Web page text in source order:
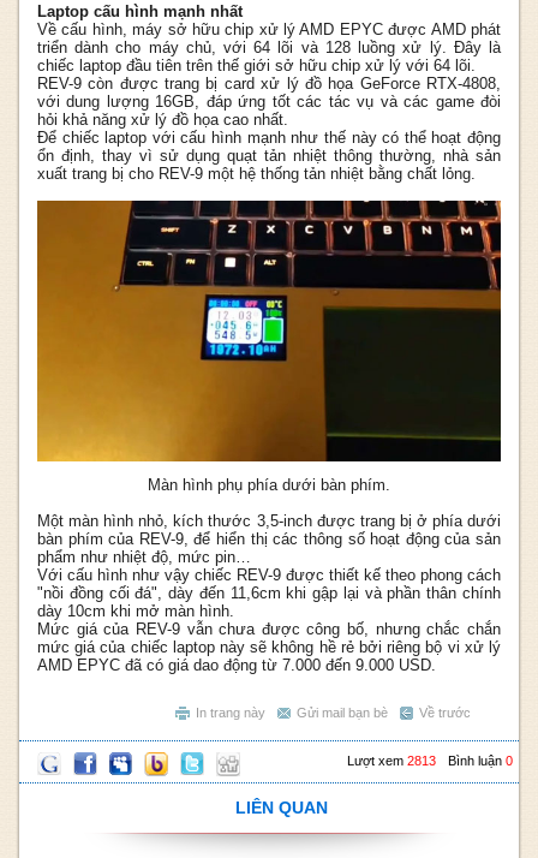
Laptop cấu hình mạnh nhất
Về cấu hình, máy sở hữu chip xử lý AMD EPYC được AMD phát
triển dành cho máy chủ, với 64 lõi và 128 luồng xử lý. Đây là
chiếc laptop đầu tiên trên thế giới sở hữu chip xử lý với 64 lõi.
REV-9 còn được trang bị card xử lý đồ họa GeForce RTX-4808,
với dung lượng 16GB, đáp ứng tốt các tác vụ và các game đòi
hỏi khả năng xử lý đồ họa cao nhất.
Để chiếc laptop với cấu hình mạnh như thế này có thể hoạt động
ổn định, thay vì sử dụng quạt tản nhiệt thông thường, nhà sản
xuất trang bị cho REV-9 một hệ thống tản nhiệt bằng chất lỏng.
Màn hình phụ phía dưới bàn phím.
Một màn hình nhỏ, kích thước 3,5-inch được trang bị ở phía dưới
bàn phím của REV-9, để hiển thị các thông số hoạt động của sản
phẩm như nhiệt độ, mức pin…
Với cấu hình như vậy chiếc REV-9 được thiết kế theo phong cách
"nồi đồng cối đá", dày đến 11,6cm khi gập lại và phần thân chính
dày 10cm khi mở màn hình.
Mức giá của REV-9 vẫn chưa được công bố, nhưng chắc chắn
mức giá của chiếc laptop này sẽ không hề rẻ bởi riêng bộ vi xử lý
AMD EPYC đã có giá dao động từ 7.000 đến 9.000 USD.
Về trước
Gửi mail bạn bè
In trang này
Bình luận 0
Lượt xem 2813
LIÊN QUAN